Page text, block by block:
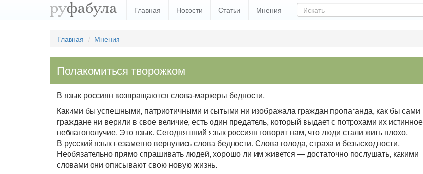
Главная Новости Статьи Мнения
Главная Мнения
Полакомиться творожком
В язык россиян возвращаются слова-маркеры бедности.
Какими бы успешными, патриотичными и сытыми ни изображала граждан пропаганда, как бы сами
граждане ни верили в свое величие, есть один предатель, который выдает с потрохами их истинное
неблагополучие. Это язык. Сегодняшний язык россиян говорит нам, что люди стали жить плохо.
В русский язык незаметно вернулись слова бедности. Слова голода, страха и безысходности.
Необязательно прямо спрашивать людей, хорошо ли им живется — достаточно послушать, какими
словами они описывают свою новую жизнь.